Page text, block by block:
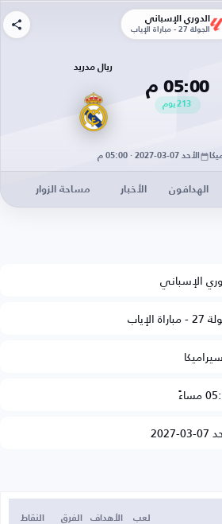
الدوري الإسباني
الجولة 27 - مباراة الإياب
05:00 م
213يوم
ريال مدريد
الأحد 07-03-2027 · 05:00 م
الهدافون الأخبار مساحة الزوار
الإسباني
الإياب
2027
لعب الأهداف الفرق النقاط